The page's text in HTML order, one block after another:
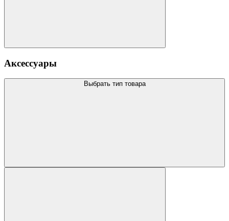
Аксессуары
Выбрать тип товара